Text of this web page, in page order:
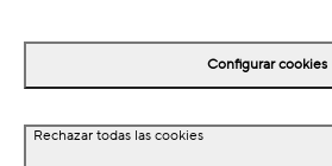
Completa tu look
NEW
Configurar cookies
Rechazar todas las cookies